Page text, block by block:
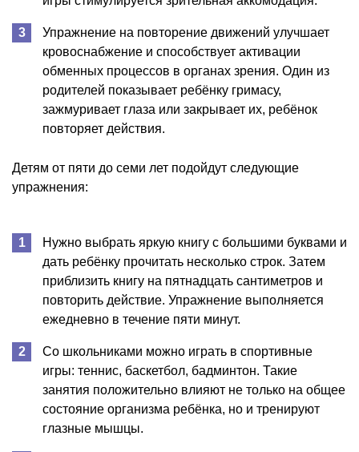
Упражнение на повторение движений улучшает
кровоснабжение и способствует активации
обменных процессов в органах зрения. Один из
родителей показывает ребёнку гримасу,
зажмуривает глаза или закрывает их, ребёнок
повторяет действия.
Детям от пяти до семи лет подойдут следующие
упражнения:
Нужно выбрать яркую книгу с большими буквами и
дать ребёнку прочитать несколько строк. Затем
приблизить книгу на пятнадцать сантиметров и
повторить действие. Упражнение выполняется
ежедневно в течение пяти минут.
Со школьниками можно играть в спортивные
игры: теннис, баскетбол, бадминтон. Такие
занятия положительно влияют не только на общее
состояние организма ребёнка, но и тренируют
глазные мышцы.